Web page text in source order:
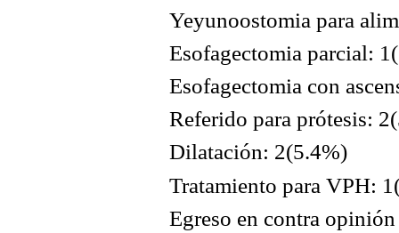
Yeyunoostomia para
Esofagectomia parcial:
Esofagectomia con
Referido para prótesis:
Dilatación: 2(5.4%)
Tratamiento para VPH:
Egreso en contra